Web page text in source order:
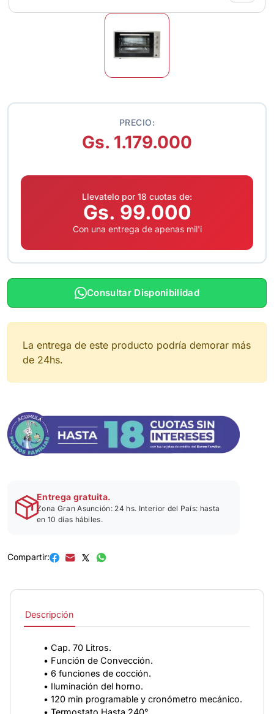
PRECIO:
Gs. 1.179.000
Llevatelo por 18 cuotas de:
Gs. 99.000
Con una entrega de apenas mil'i
Consultar Disponibilidad
La entrega de este producto podría demorar más
de 24hs.
Entrega gratuita.
Zona Gran Asunción: 24 hs. Interior del País: hasta
en 10 días hábiles.
Compartir:
Descripción
• Cap. 70 Litros.
• Función de Convección.
• 6 funciones de cocción.
• Iluminación del horno.
• 120 min programable y cronómetro mecánico.
• Termostato Hasta 240°.